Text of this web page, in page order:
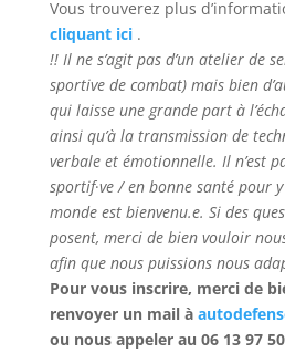
Vous trouverez plus
cliquant ici .
!! Il ne s’agit pas d’un atelier de
sportive de combat) mais bien
qui laisse une grande part à
ainsi qu’à la transmission de
verbale et émotionnelle. Il n’est
sportif·ve / en bonne santé pour
monde est bienvenu.e. Si des
posent, merci de bien vouloir
afin que nous puissions nous
Pour vous inscrire, merci de
renvoyer un mail à
ou nous appeler au 06 13 97